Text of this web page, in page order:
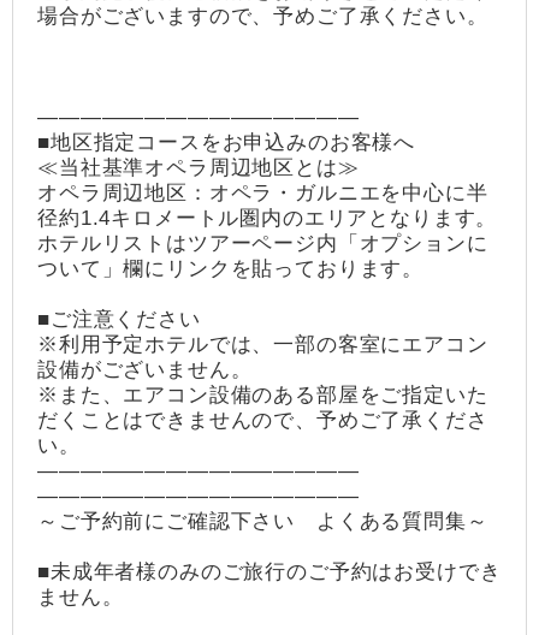
場合がございますので、予めご了承ください。
―――――――――――――――
■地区指定コースをお申込みのお客様へ
≪当社基準オペラ周辺地区とは≫
オペラ周辺地区：オペラ・ガルニエを中心に半
径約1.4キロメートル圏内のエリアとなります。
ホテルリストはツアーページ内「オプションに
ついて」欄にリンクを貼っております。
■ご注意ください
※利用予定ホテルでは、一部の客室にエアコン
設備がございません。
※また、エアコン設備のある部屋をご指定いた
だくことはできませんので、予めご了承くださ
い。
―――――――――――――――
―――――――――――――――
～ご予約前にご確認下さい よくある質問集～
■未成年者様のみのご旅行のご予約はお受けでき
ません。